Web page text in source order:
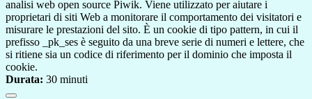
analisi web open source Piwik. Viene utilizzato per aiutare i
proprietari di siti Web a monitorare il comportamento dei visitatori e
misurare le prestazioni del sito. È un cookie di tipo pattern, in cui il
prefisso _pk_ses è seguito da una breve serie di numeri e lettere, che
si ritiene sia un codice di riferimento per il dominio che imposta il
cookie.
Durata: 30 minuti